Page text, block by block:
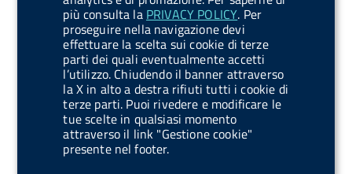
diretto di acquisto (ODA) sul sistema di e-
procurement Me.PA., in favore dell’OE Link.it S.r.l.,
avente ad oggetto la fornitura, per 24
(ventiquattro) mesi, delle licenze software
“GovWay Interoperability Bundle” per
l’integrazione dei servizi AIFA con la Piattaforma
Digitale Nazionale Dati (PDND) - CIG
BAEEA28C23 (ex SMARTCIG)
più consulta la PRIVACY POLICY. Per
proseguire nella navigazione devi
effettuare la scelta sui cookie di terze
parti dei quali eventualmente accetti
l’utilizzo. Chiudendo il banner attraverso
la X in alto a destra rifiuti tutti i cookie di
terze parti. Puoi rivedere e modificare le
tue scelte in qualsiasi momento
attraverso il link "Gestione cookie"
presente nel footer.